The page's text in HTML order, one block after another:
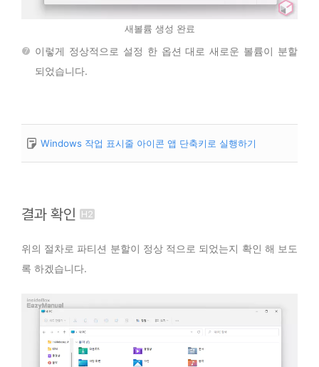
새볼륨 생성 완료
이렇게 정상적으로 설정 한 옵션 대로 새로운 볼륨이 분할
되었습니다.
Windows 작업 표시줄 아이콘 앱 단축키로 실행하기
결과 확인
위의 절차로 파티션 분할이 정상 적으로 되었는지 확인 해 보도
록 하겠습니다.